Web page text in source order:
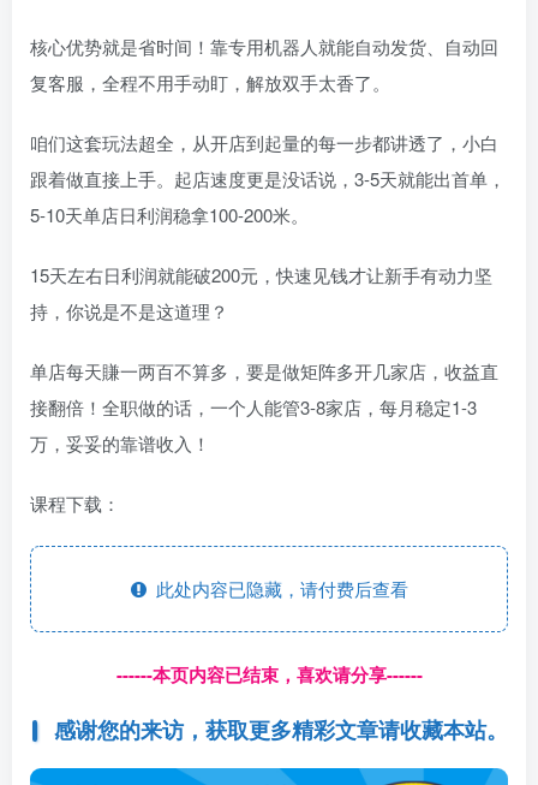
核心优势就是省时间！靠专用机器人就能自动发货、自动回
复客服，全程不用手动盯，解放双手太香了。
咱们这套玩法超全，从开店到起量的每一步都讲透了，小白
跟着做直接上手。起店速度更是没话说，3-5天就能出首单，
5-10天单店日利润稳拿100-200米。
15天左右日利润就能破200元，快速见钱才让新手有动力坚
持，你说是不是这道理？
单店每天賺一两百不算多，要是做矩阵多开几家店，收益直
接翻倍！全职做的话，一个人能管3-8家店，每月稳定1-3
万，妥妥的靠谱收入！
课程下载：
此处内容已隐藏，请付费后查看
------本页内容已结束，喜欢请分享------
感谢您的来访，获取更多精彩文章请收藏本站。